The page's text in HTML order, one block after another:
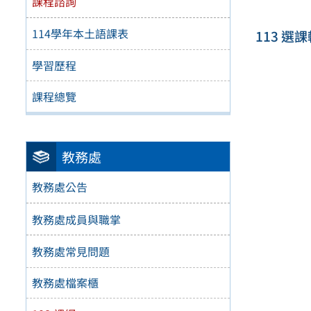
114學年本土語課表
學習歷程
課程總覽
教務處
教務處公告
教務處成員與職掌
教務處常見問題
教務處檔案櫃
113 選